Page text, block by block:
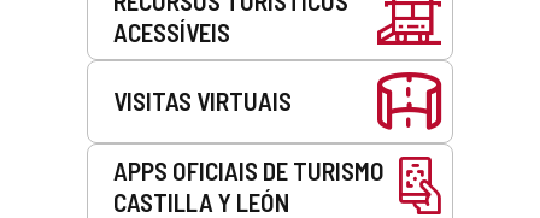
ACESSÍVEIS
VISITAS VIRTUAIS
APPS OFICIAIS DE TURISMO
CASTILLA Y LEÓN